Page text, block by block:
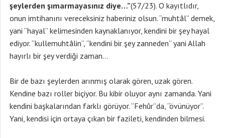
şeylerden şımarmayasınız diye…”(57/23). O kayıtlıdır,
onun imtihanını vereceksiniz haberiniz olsun. “muhtâl” demek,
yani “hayal” kelimesinden kaynaklanıyor, kendini bir şey hayal
ediyor. “kullemuhtâlin”, ”kendini bir şey zanneden” yani Allah
hayırlı bir şey verdiği zaman…
Bir de bazı şeylerden arınmış olarak gören, uzak gören.
Kendine bazı roller biçiyor. Bu kibir oluyor aynı zamanda. Yani
kendini başkalarından farklı görüyor. “Fehûr”da, “övünüyor”.
Yani, kendisi için ortaya çıkan bir fazileti, kendinden bilmesi.